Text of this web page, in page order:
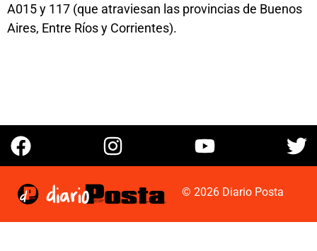
A015 y 117 (que atraviesan las provincias de Buenos
Aires, Entre Ríos y Corrientes).
© 2026 Diario Posta